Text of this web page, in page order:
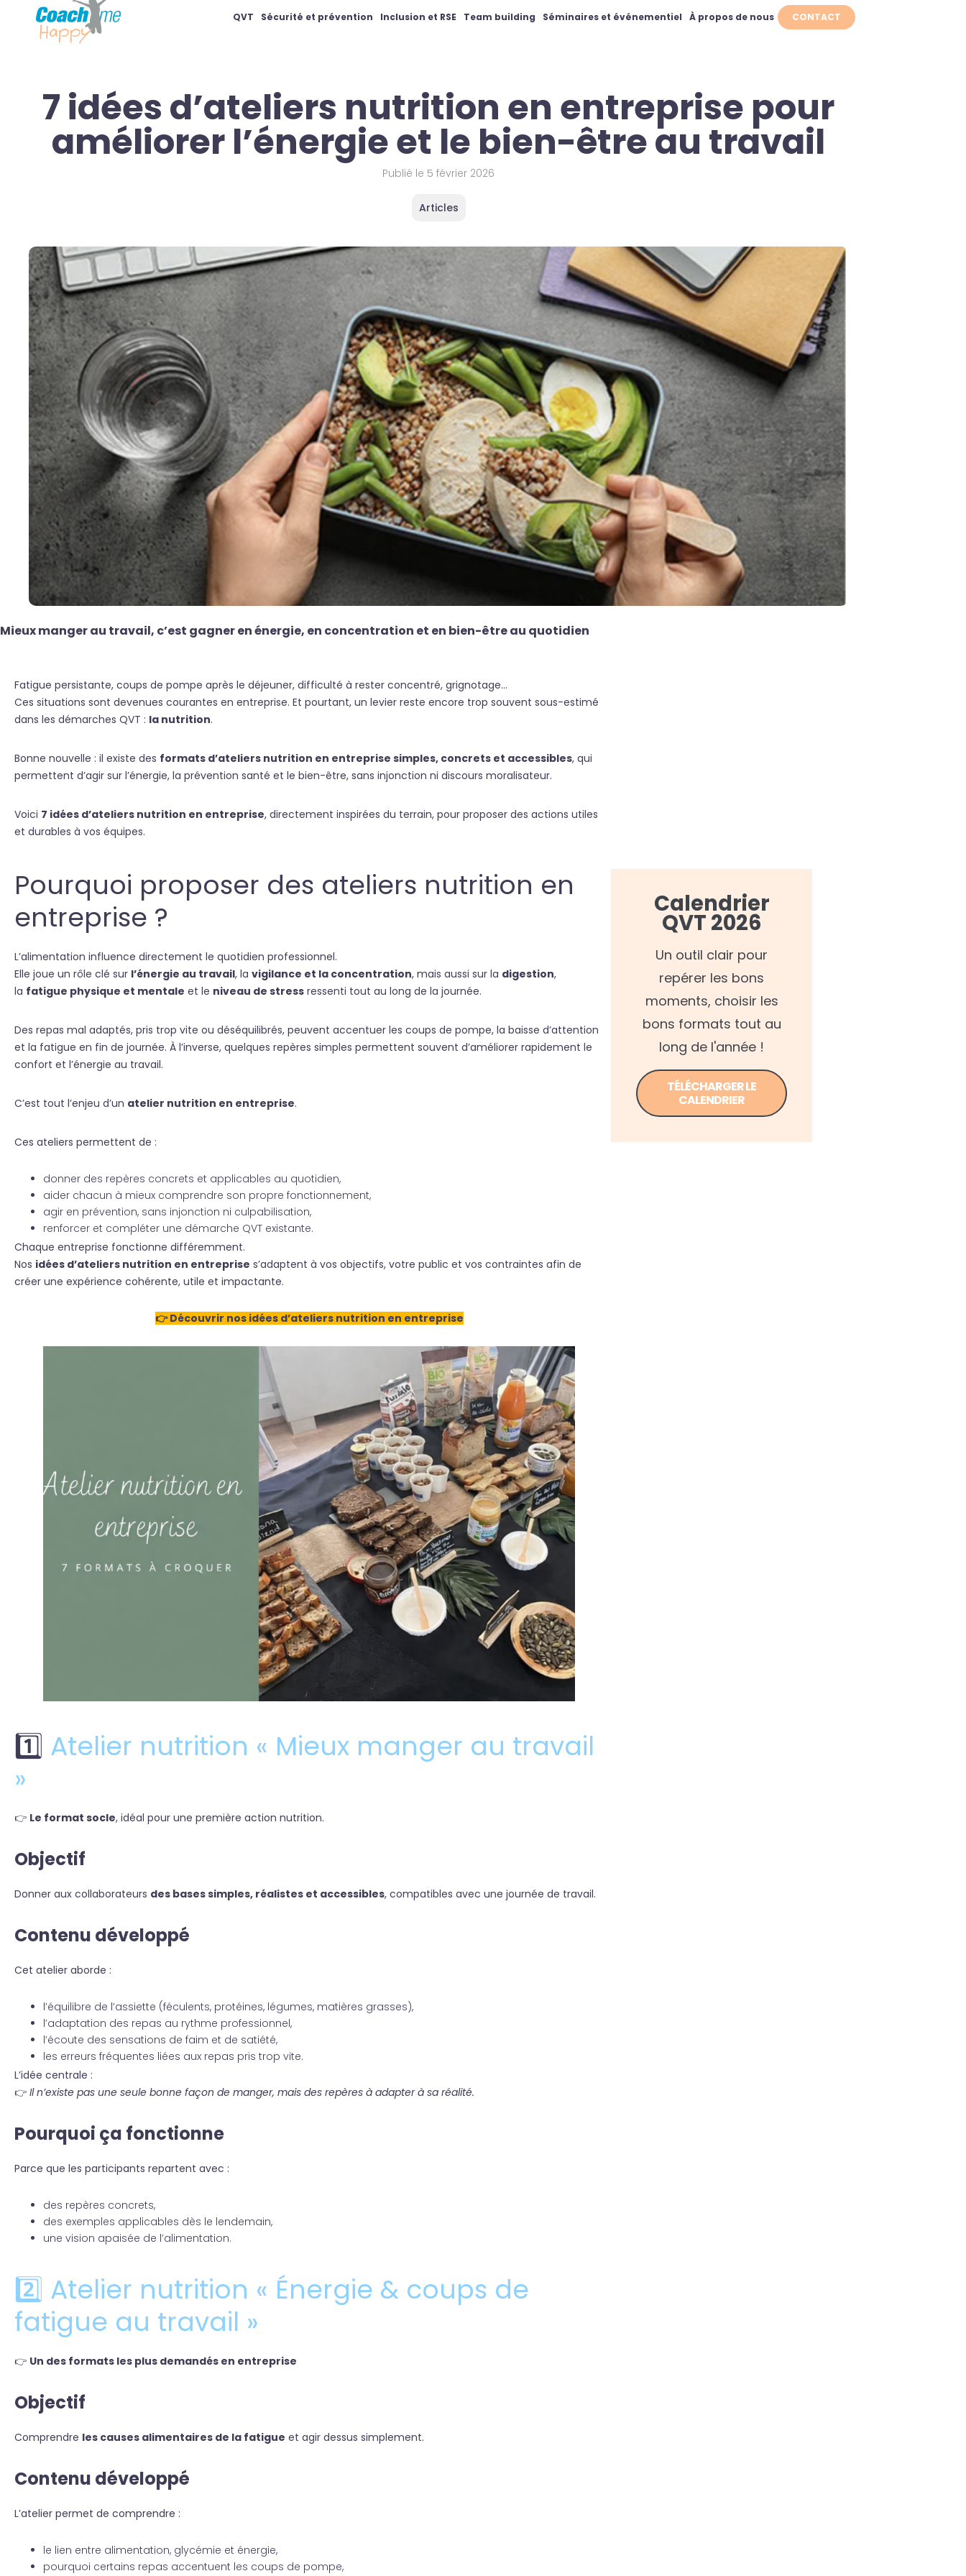
QVT Sécurité et prévention Inclusion et RSE Team building Séminaires et événementiel À propos de nous CONTACT
7 idées d’ateliers nutrition en entreprise pour
améliorer l’énergie et le bien-être au travail
Publié le 5 février 2026
Articles
Mieux manger au travail, c’est gagner en énergie, en concentration et en bien-être au quotidien
Fatigue persistante, coups de pompe après le déjeuner, difficulté à rester concentré, grignotage…
Ces situations sont devenues courantes en entreprise. Et pourtant, un levier reste encore trop souvent sous-estimé
dans les démarches QVT : la nutrition.
Bonne nouvelle : il existe des formats d’ateliers nutrition en entreprise simples, concrets et accessibles, qui
permettent d’agir sur l’énergie, la prévention santé et le bien-être, sans injonction ni discours moralisateur.
Voici 7 idées d’ateliers nutrition en entreprise, directement inspirées du terrain, pour proposer des actions utiles
et durables à vos équipes.
Pourquoi proposer des ateliers nutrition en
entreprise ?
L’alimentation influence directement le quotidien professionnel.
Elle joue un rôle clé sur l’énergie au travail, la vigilance et la concentration, mais aussi sur la digestion,
la fatigue physique et mentale et le niveau de stress ressenti tout au long de la journée.
Des repas mal adaptés, pris trop vite ou déséquilibrés, peuvent accentuer les coups de pompe, la baisse d’attention
et la fatigue en fin de journée. À l’inverse, quelques repères simples permettent souvent d’améliorer rapidement le
confort et l’énergie au travail.
C’est tout l’enjeu d’un atelier nutrition en entreprise.
Ces ateliers permettent de :
donner des repères concrets et applicables au quotidien,
aider chacun à mieux comprendre son propre fonctionnement,
agir en prévention, sans injonction ni culpabilisation,
renforcer et compléter une démarche QVT existante.
Chaque entreprise fonctionne différemment.
Nos idées d’ateliers nutrition en entreprise s’adaptent à vos objectifs, votre public et vos contraintes afin de
créer une expérience cohérente, utile et impactante.
👉Découvrir nos idées d’ateliers nutrition en entreprise
1️⃣ Atelier nutrition « Mieux manger au travail
»
👉 Le format socle, idéal pour une première action nutrition.
Objectif
Donner aux collaborateurs des bases simples, réalistes et accessibles, compatibles avec une journée de travail.
Contenu développé
Cet atelier aborde :
l’équilibre de l’assiette (féculents, protéines, légumes, matières grasses),
l’adaptation des repas au rythme professionnel,
l’écoute des sensations de faim et de satiété,
les erreurs fréquentes liées aux repas pris trop vite.
L’idée centrale :
👉 Il n’existe pas une seule bonne façon de manger, mais des repères à adapter à sa réalité.
Pourquoi ça fonctionne
Parce que les participants repartent avec :
des repères concrets,
des exemples applicables dès le lendemain,
une vision apaisée de l’alimentation.
2️⃣ Atelier nutrition « Énergie & coups de
fatigue au travail »
👉 Un des formats les plus demandés en entreprise
Objectif
Comprendre les causes alimentaires de la fatigue et agir dessus simplement.
Contenu développé
L’atelier permet de comprendre :
le lien entre alimentation, glycémie et énergie,
pourquoi certains repas accentuent les coups de pompe,
Calendrier
QVT 2026
Un outil clair pour
repérer les bons
moments, choisir les
bons formats tout au
long de l'année !
TÉLÉCHARGER LE
CALENDRIER